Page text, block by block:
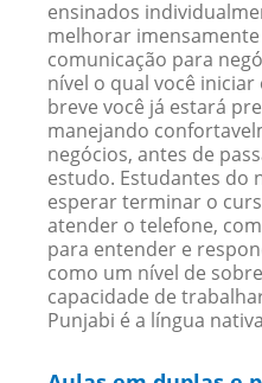
ensinados
melhorar
comunicação para
nível o qual você
breve você já estará
manejando
negócios, antes de
estudo. Estudantes do
esperar terminar o
atender o telefone,
para entender e
como um nível de
capacidade de
Punjabi é a língua